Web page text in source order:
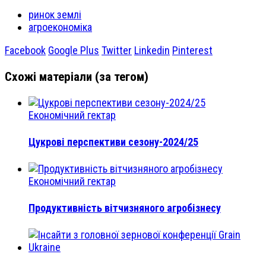
ринок землі
агроекономіка
Facebook Google Plus Twitter Linkedin Pinterest
Схожі матеріали (за тегом)
Економічний гектар
Цукрові перспективи сезону-2024/25
Економічний гектар
Продуктивність вітчизняного агробізнесу